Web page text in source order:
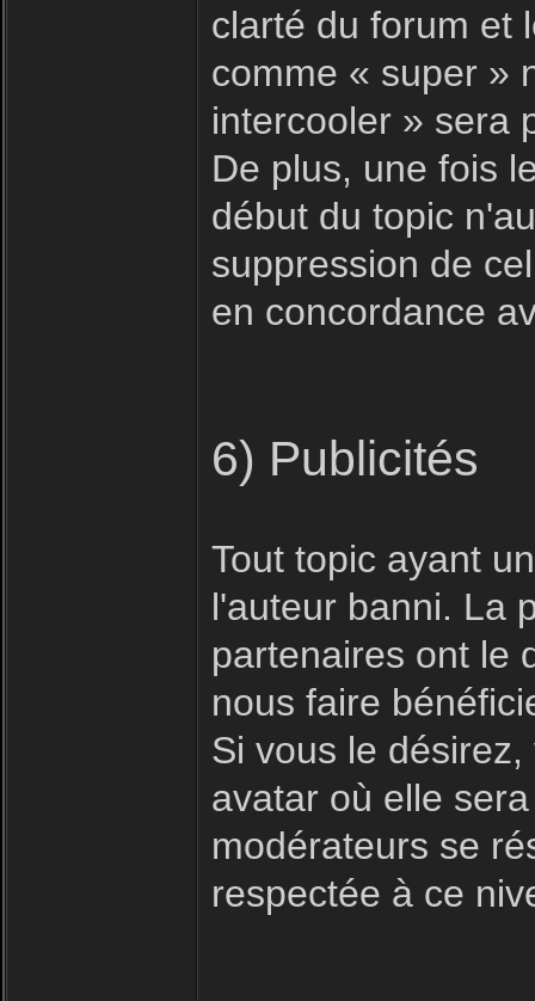
clarté du forum et
comme « super »
intercooler » sera
De plus, une fois
début du topic
suppression de
en concordance
6) Publicités
Tout topic ayant
l'auteur banni. La
partenaires ont le
nous faire
Si vous le
avatar où elle
modérateurs se
respectée à ce